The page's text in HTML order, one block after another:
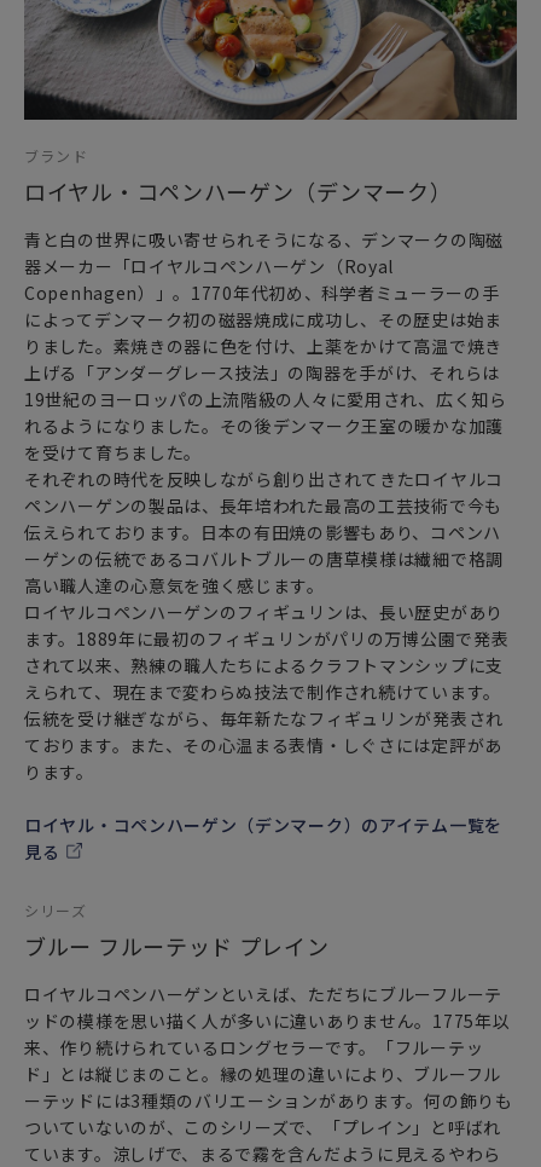
ブランド
ロイヤル・コペンハーゲン（デンマーク）
青と白の世界に吸い寄せられそうになる、デンマークの陶磁
器メーカー「ロイヤルコペンハーゲン（Royal
Copenhagen）」。1770年代初め、科学者ミューラーの手
によってデンマーク初の磁器焼成に成功し、その歴史は始ま
りました。素焼きの器に色を付け、上薬をかけて高温で焼き
上げる「アンダーグレース技法」の陶器を手がけ、それらは
19世紀のヨーロッパの上流階級の人々に愛用され、広く知ら
れるようになりました。その後デンマーク王室の暖かな加護
を受けて育ちました。
それぞれの時代を反映しながら創り出されてきたロイヤルコ
ペンハーゲンの製品は、長年培われた最高の工芸技術で今も
伝えられております。日本の有田焼の影響もあり、コペンハ
ーゲンの伝統であるコバルトブルーの唐草模様は繊細で格調
高い職人達の心意気を強く感じます。
ロイヤルコペンハーゲンのフィギュリンは、長い歴史があり
ます。1889年に最初のフィギュリンがパリの万博公園で発表
されて以来、熟練の職人たちによるクラフトマンシップに支
えられて、現在まで変わらぬ技法で制作され続けています。
伝統を受け継ぎながら、毎年新たなフィギュリンが発表され
ております。また、その心温まる表情・しぐさには定評があ
ります。
ロイヤル・コペンハーゲン（デンマーク）のアイテム一覧を
見る
シリーズ
ブルー フルーテッド プレイン
ロイヤルコペンハーゲンといえば、ただちにブルーフルーテ
ッドの模様を思い描く人が多いに違いありません。1775年以
来、作り続けられているロングセラーです。「フルーテッ
ド」とは縦じまのこと。縁の処理の違いにより、ブルーフル
ーテッドには3種類のバリエーションがあります。何の飾りも
ついていないのが、このシリーズで、「プレイン」と呼ばれ
ています。涼しげで、まるで霧を含んだように見えるやわら